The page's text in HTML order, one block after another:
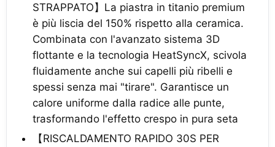
STRAPPATO】La piastra in titanio premium
è più liscia del 150% rispetto alla ceramica.
Combinata con l'avanzato sistema 3D
flottante e la tecnologia HeatSyncX, scivola
fluidamente anche sui capelli più ribelli e
spessi senza mai "tirare". Garantisce un
calore uniforme dalla radice alle punte,
trasformando l'effetto crespo in pura seta
【RISCALDAMENTO RAPIDO 30S PER